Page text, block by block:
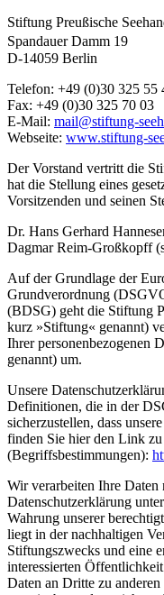
Stiftung Preußische
Spandauer Damm 19
D-14059 Berlin
Telefon: +49 (0)30 325 55
Fax: +49 (0)30 325 70 03
E-Mail: mail@stiftung-
Webseite: www.stiftung-
Der Vorstand vertritt die
hat die Stellung eines
Vorsitzenden und seinen
Dr. Hans Gerhard
Dagmar Reim-Großkopff
Auf der Grundlage der
Grundverordnung
(BDSG) geht die Stiftung
kurz »Stiftung« genannt)
Ihrer personenbezogenen
genannt) um.
Unsere
Definitionen, die in der
sicherzustellen, dass
finden Sie hier den Link
(Begriffsbestimmungen):
Wir verarbeiten Ihre Daten
Datenschutzerklärung
Wahrung unserer
liegt in der nachhaltigen
Stiftungszwecks und eine
interessierten
Daten an Dritte zu